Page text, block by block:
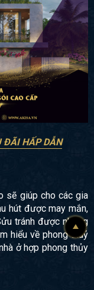
ĐÃI HẤP DẪN
sẽ giúp cho các gia
hút được may mắn,
tránh được những
hiểu về phong thuỷ
ở hợp phong thủy